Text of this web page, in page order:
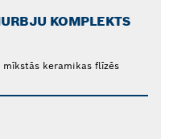
KOMPLEKTS
mīkstās keramikas flīzēs